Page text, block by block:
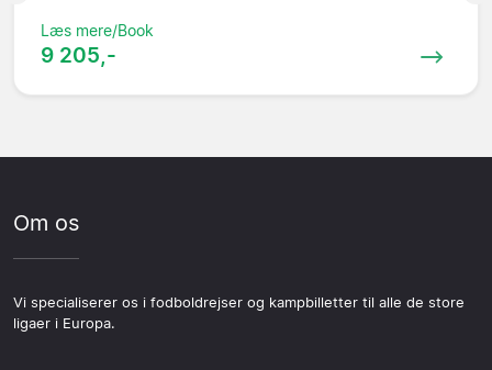
Læs mere/Book
9 205,-
Om os
Vi specialiserer os i fodboldrejser og kampbilletter til alle de store
ligaer i Europa.